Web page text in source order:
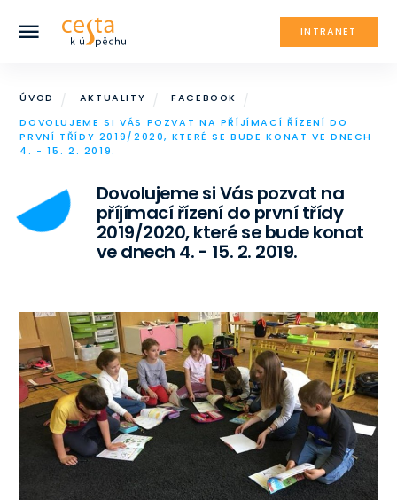
INTRANET
ÚVOD AKTUALITY
FACEBOOK
DOVOLUJEME SI VÁS POZVAT NA PŘÍJÍMACÍ ŘÍZENÍ DO
PRVNÍ TŘÍDY 2019/2020, KTERÉ SE BUDE KONAT VE DNECH
4. - 15. 2. 2019.
Dovolujeme si Vás pozvat na
příjímací řízení do první třídy
2019/2020, které se bude konat
ve dnech 4. - 15. 2. 2019.